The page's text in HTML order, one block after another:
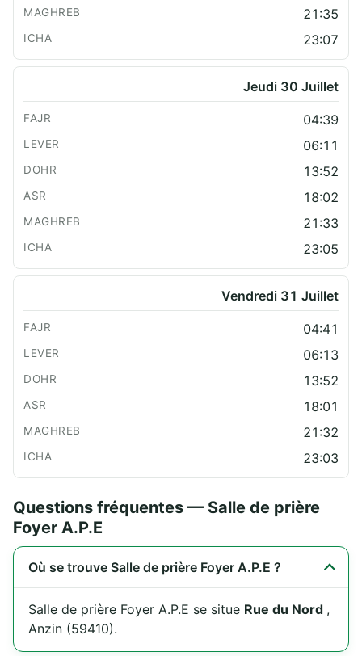
21:35
23:07
Jeudi 30 Juillet
04:39
06:11
13:52
18:02
21:33
23:05
Vendredi 31 Juillet
04:41
06:13
13:52
18:01
21:32
23:03
Questions fréquentes — Salle de prière
Foyer A.P.E
Où se trouve Salle de prière Foyer A.P.E ?
Salle de prière Foyer A.P.E se situe Rue du Nord ,
Anzin (59410).